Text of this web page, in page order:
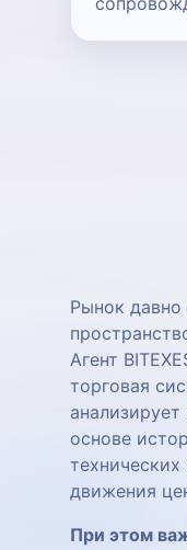
Рынок давно
Агент
торговая
основе
движения
При этом